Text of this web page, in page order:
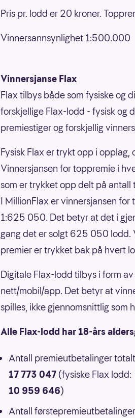
Pris pr. lodd er 20 kroner.
Vinnersannsynlighet 1:500.000
Vinnersjanse Flax
Flax tilbys både som fysiske og
forskjellige Flax-lodd - fysisk og
premiestiger og forskjellig
Fysisk Flax er trykt opp i
Vinnersjansen for toppremie i
som er trykket opp delt på
I MillionFlax er vinnersjansen
1:625 050. Det betyr at det i
gang det er solgt 625 050 lodd.
premier er trykket bak på hvert
Digitale Flax-lodd tilbys i form
nett/mobil/app. Det betyr at
spilles, ikke gjennomsnittlig som
Alle Flax-lodd har 18-års
Antall premieutbetalinger
17 773 047 (fysiske Flax lodd:
10 959 646)
Antall